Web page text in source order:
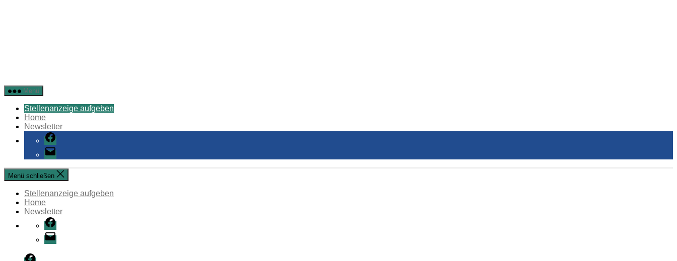
Stellenangebote
Öffentlicher
Dienst
Menü
Stellenanzeige aufgeben
Home
Newsletter
Facebook
E-
Mail
Menü schließen
Stellenanzeige aufgeben
Home
Newsletter
Facebook
E-
Mail
Facebook